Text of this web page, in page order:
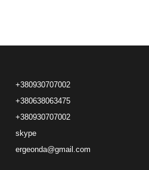
+380930707002
+380638063475
+380930707002
skype
ergeonda@gmail.com